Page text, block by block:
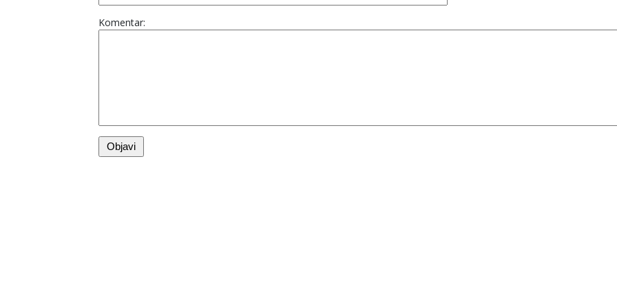
Komentar: